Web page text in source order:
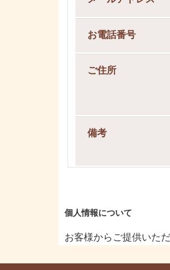
お電話番号
ご住所
備考
個人情報について
お客様からご提供いた